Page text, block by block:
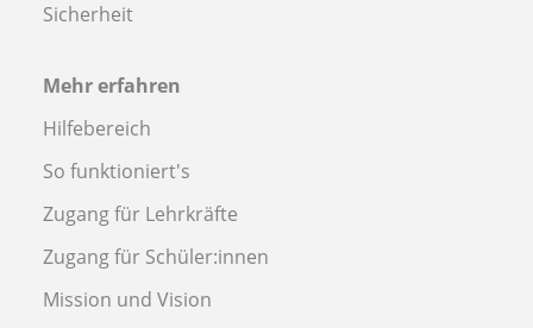
Sicherheit
Mehr erfahren
Hilfebereich
So funktioniert's
Zugang für Lehrkräfte
Zugang für Schüler:innen
Mission und Vision